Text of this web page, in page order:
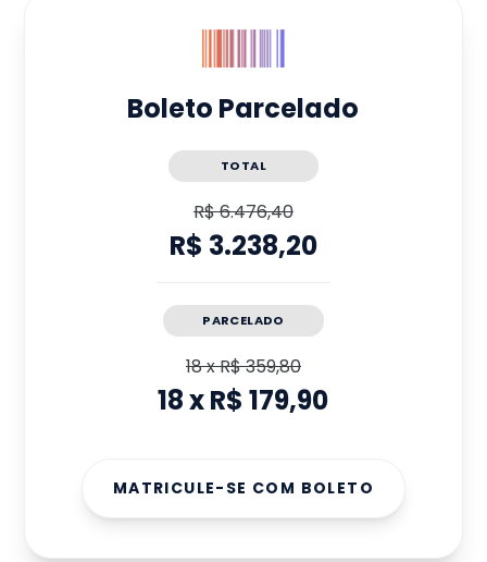
Boleto Parcelado
TOTAL
R$ 6.476,40
R$ 3.238,20
PARCELADO
18xR$ 359,80
18xR$ 179,90
MATRICULE-SE COM BOLETO